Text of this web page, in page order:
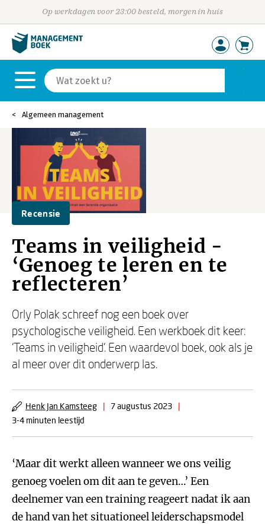
Op werkdagen voor 23:00 besteld, morgen in huis
Algemeen management
Recensie
Teams in veiligheid -
‘Genoeg te leren en te
reflecteren’
Orly Polak schreef nog een boek over
psychologische veiligheid. Een werkboek dit keer:
‘Teams in veiligheid’. Een waardevol boek, ook als je
al meer over dit onderwerp las.
Henk Jan Kamsteeg | 7 augustus 2023
|
3-4 minuten leestijd
‘Maar dit werkt alleen wanneer we ons veilig
genoeg voelen om dit aan te geven…’ Een
deelnemer van een training reageert nadat ik aan
de hand van het situationeel leiderschapsmodel